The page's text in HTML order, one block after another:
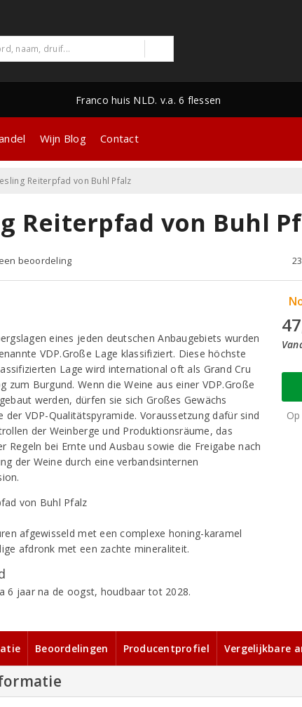
Franco huis NLD. v.a. 6 flessen
Wijn Blog Contact
Reiterpfad von Buhl Pfalz
Reiterpfad von Buhl
beoordeling
eines jeden deutschen Anbaugebiets wurden
VDP.Große Lage klassifiziert. Diese höchste
Lage wird international oft als Grand Cru
zum Burgund. Wenn die Weine aus einer VDP.Große
werden, dürfen sie sich Großes Gewächs
der VDP-Qualitätspyramide. Voraussetzung dafür sind
der Weinberge und Produktionsräume, das
Regeln bei Ernte und Ausbau sowie die Freigabe nach
der Weine durch eine verbandsinternen
afgewisseld met een complexe honing-karamel
afdronk met een zachte mineraliteit.
6 jaar na de oogst, houdbaar tot 2028.
Beoordelingen Producentprofiel Vergelijkbare